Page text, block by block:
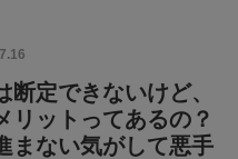
定できないけど、
リットってあるの？
まない気がして悪手